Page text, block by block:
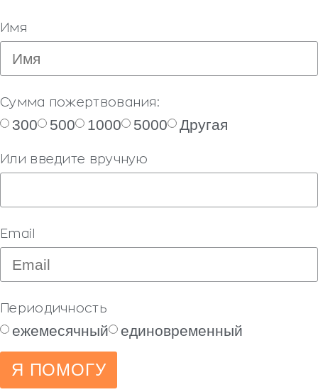
Имя
Сумма пожертвования:
300 500 1000 5000 Другая
Или введите вручную
Email
Периодичность
ежемесячный единовременный
Я ПОМОГУ